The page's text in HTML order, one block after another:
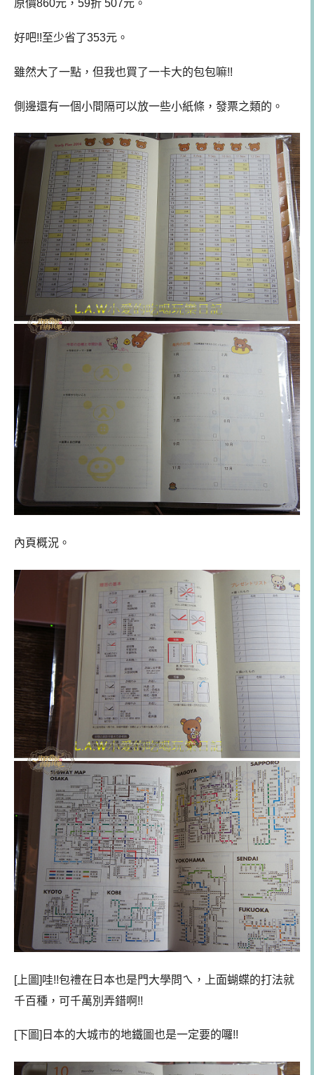
原價860元，59折 507元。
好吧!!至少省了353元。
雖然大了一點，但我也買了一卡大的包包嘛!!
側邊還有一個小間隔可以放一些小紙條，發票之類的。
內頁概況。
[上圖]哇!!包禮在日本也是門大學問ㄟ，上面蝴蝶的打法就
千百種，可千萬別弄錯啊!!
[下圖]日本的大城市的地鐵圖也是一定要的囉!!